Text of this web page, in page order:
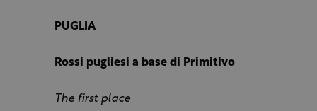
PUGLIA
Rossi pugliesi a base di Primitivo
The first place